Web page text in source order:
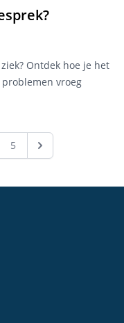
Ontdek hoe je het
vroeg
5